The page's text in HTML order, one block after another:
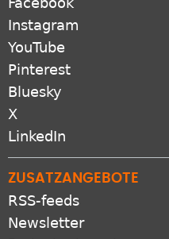
Instagram
YouTube
Pinterest
Bluesky
X
LinkedIn
RSS-feeds
Newsletter
Protestantomat